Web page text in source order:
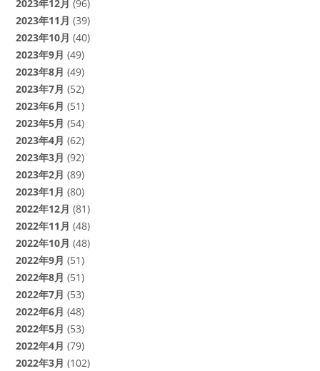
2023年12月 (96)
2023年11月 (39)
2023年10月 (40)
2023年9月 (49)
2023年8月 (49)
2023年7月 (52)
2023年6月 (51)
2023年5月 (54)
2023年4月 (62)
2023年3月 (92)
2023年2月 (89)
2023年1月 (80)
2022年12月 (81)
2022年11月 (48)
2022年10月 (48)
2022年9月 (51)
2022年8月 (51)
2022年7月 (53)
2022年6月 (48)
2022年5月 (53)
2022年4月 (79)
2022年3月 (102)